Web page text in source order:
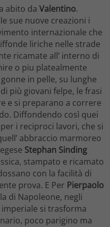
abito da Valentino.
sue nuove creazioni i
internazionale che
liriche nelle strade
ricamate all’ interno di
o piu platealmente
in pelle, su lunghe
più giovani felpe, le frasi
e si preparano a correre
Diffondendo così quei
i reciproci lavori, che si
abbraccio marmoreo
Stephan Sinding
stampato e ricamato
con la facilità di
prova. E Per Pierpaolo
di Napoleone, negli
imperiale si trasforma
poco parigino ma